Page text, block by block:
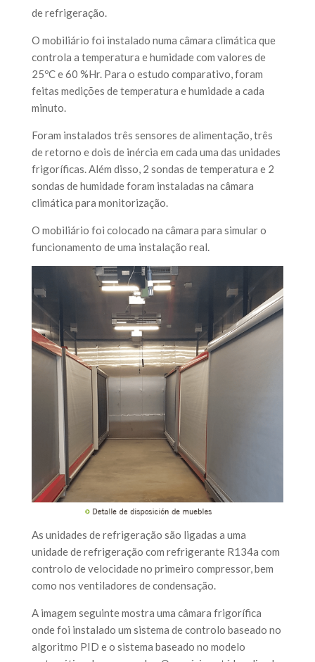
de refrigeração.
O mobiliário foi instalado numa câmara climática que
controla a temperatura e humidade com valores de
25ºC e 60 %Hr. Para o estudo comparativo, foram
feitas medições de temperatura e humidade a cada
minuto.
Foram instalados três sensores de alimentação, três
de retorno e dois de inércia em cada uma das unidades
frigoríficas. Além disso, 2 sondas de temperatura e 2
sondas de humidade foram instaladas na câmara
climática para monitorização.
O mobiliário foi colocado na câmara para simular o
funcionamento de uma instalação real.
As unidades de refrigeração são ligadas a uma
unidade de refrigeração com refrigerante R134a com
controlo de velocidade no primeiro compressor, bem
como nos ventiladores de condensação.
A imagem seguinte mostra uma câmara frigorífica
onde foi instalado um sistema de controlo baseado no
algoritmo PID e o sistema baseado no modelo